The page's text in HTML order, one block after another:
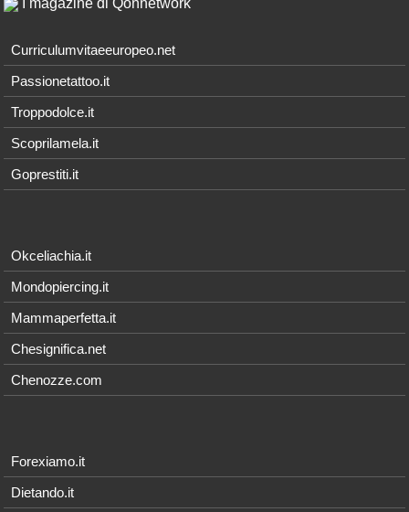
I magazine di Qonnetwork
Curriculumvitaeeuropeo.net
Passionetattoo.it
Troppodolce.it
Scoprilamela.it
Goprestiti.it
Okceliachia.it
Mondopiercing.it
Mammaperfetta.it
Chesignifica.net
Chenozze.com
Forexiamo.it
Dietando.it